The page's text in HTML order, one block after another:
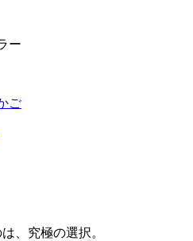
ー
、究極の選択。